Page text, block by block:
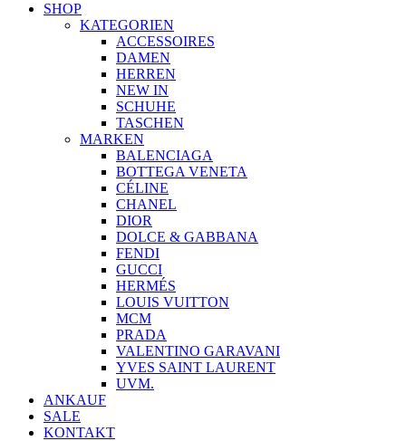
SHOP
KATEGORIEN
ACCESSOIRES
DAMEN
HERREN
NEW IN
SCHUHE
TASCHEN
MARKEN
BALENCIAGA
BOTTEGA VENETA
CÉLINE
CHANEL
DIOR
DOLCE & GABBANA
FENDI
GUCCI
HERMÉS
LOUIS VUITTON
MCM
PRADA
VALENTINO GARAVANI
YVES SAINT LAURENT
UVM.
ANKAUF
SALE
KONTAKT